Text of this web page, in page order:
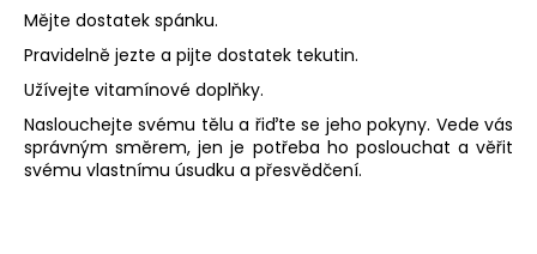
Mějte dostatek spánku.
Pravidelně jezte a pijte dostatek tekutin.
Užívejte vitamínové doplňky.
Naslouchejte svému tělu a řiďte se jeho pokyny. Vede vás
správným směrem, jen je potřeba ho poslouchat a věřit
svému vlastnímu úsudku a přesvědčení.